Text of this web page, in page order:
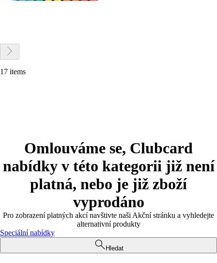
17 items
Omlouváme se, Clubcard
nabídky v této kategorii již není
platná, nebo je již zboží
vyprodáno
Pro zobrazení platných akcí navštivte naši Akční stránku a vyhledejte
alternativní produkty
Speciální nabídky
Hledat